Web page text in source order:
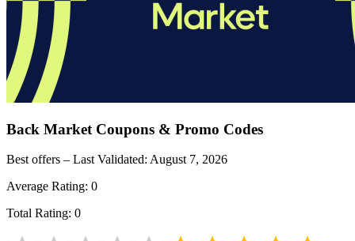
Back Market Coupons & Promo Codes
Best offers – Last Validated: August 7, 2026
Average Rating: 0
Total Rating: 0